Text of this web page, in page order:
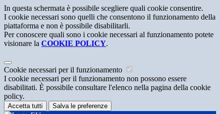
In questa schermata è possibile scegliere quali cookie consentire.
I cookie necessari sono quelli che consentono il funzionamento della
piattaforma e non è possibile disabilitarli.
Per conoscere quali sono i cookie necessari al funzionamento potete
visionare la COOKIE POLICY.
Cookie necessari per il funzionamento
I cookie necessari per il funzionamento non possono essere
disabilitati. È possibile consultare l'elenco nella pagina della cookie
policy.
Accetta tutti Salva le preferenze